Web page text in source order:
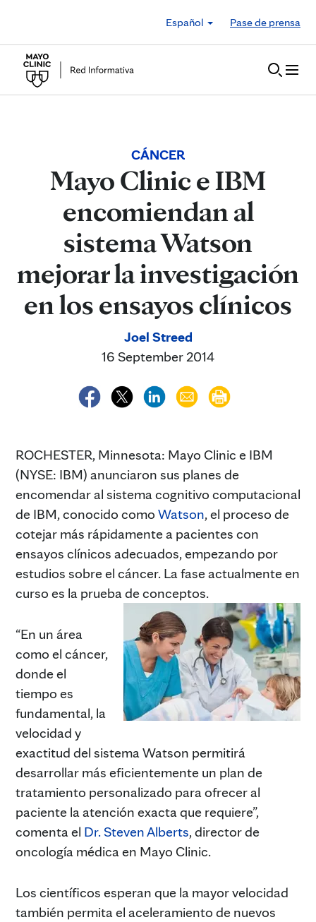
Español
Pase de prensa
CÁNCER
Mayo Clinic e IBM
encomiendan al
sistema Watson
mejorar la investigación
en los ensayos clínicos
Joel Streed
16 September 2014
ROCHESTER, Minnesota: Mayo Clinic e IBM
(NYSE: IBM) anunciaron sus planes de
encomendar al sistema cognitivo computacional
de IBM, conocido como Watson, el proceso de
cotejar más rápidamente a pacientes con
ensayos clínicos adecuados, empezando por
estudios sobre el cáncer. La fase actualmente en
curso es la prueba de conceptos.
“En un área
como el cáncer,
donde el
tiempo es
fundamental, la
velocidad y
exactitud del sistema Watson permitirá
desarrollar más eficientemente un plan de
tratamiento personalizado para ofrecer al
paciente la atención exacta que requiere”,
comenta el Dr. Steven Alberts, director de
oncología médica en Mayo Clinic.
Los científicos esperan que la mayor velocidad
también permita el aceleramiento de nuevos